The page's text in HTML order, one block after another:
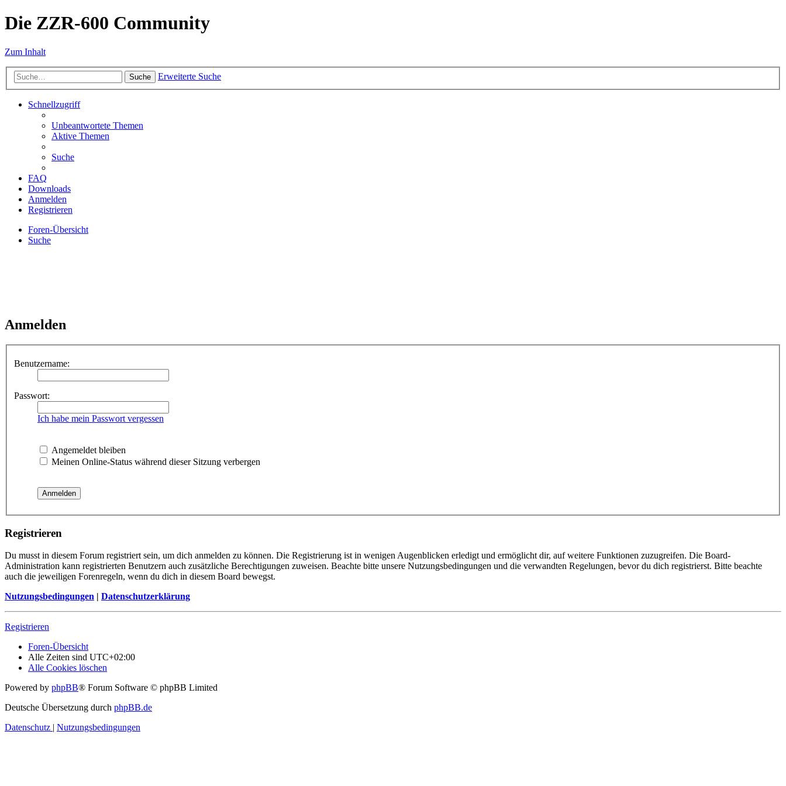
Die ZZR-600 Community
Zum Inhalt
Suche Erweiterte Suche
Schnellzugriff
Unbeantwortete Themen
Aktive Themen
Suche
FAQ
Downloads
Anmelden
Registrieren
Foren-Übersicht
Suche
Anmelden
Benutzername:
Passwort:
Ich habe mein Passwort vergessen
Angemeldet bleiben
Meinen Online-Status während dieser Sitzung verbergen
Registrieren
Du musst in diesem Forum registriert sein, um dich anmelden zu können. Die Registrierung ist in wenigen Augenblicken erledigt und ermöglicht dir, auf weitere Funktionen zuzugreifen. Die Board-
Administration kann registrierten Benutzern auch zusätzliche Berechtigungen zuweisen. Beachte bitte unsere Nutzungsbedingungen und die verwandten Regelungen, bevor du dich registrierst. Bitte beachte
auch die jeweiligen Forenregeln, wenn du dich in diesem Board bewegst.
Nutzungsbedingungen | Datenschutzerklärung
Registrieren
Foren-Übersicht
Alle Zeiten sind UTC+02:00
Alle Cookies löschen
Powered by phpBB® Forum Software © phpBB Limited
Deutsche Übersetzung durch phpBB.de
Datenschutz | Nutzungsbedingungen